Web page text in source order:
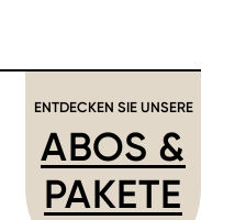
ENTDECKEN SIE UNSERE
ABOS &
PAKETE